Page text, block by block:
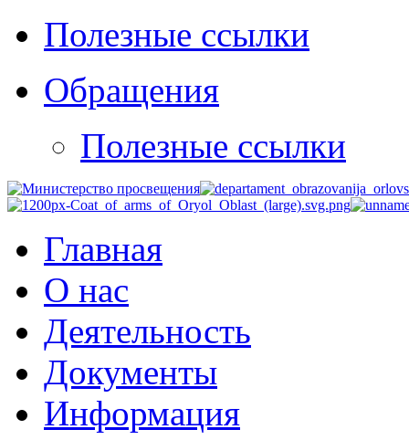
Полезные ссылки
Обращения
Полезные ссылки
Главная
О нас
Деятельность
Документы
Информация